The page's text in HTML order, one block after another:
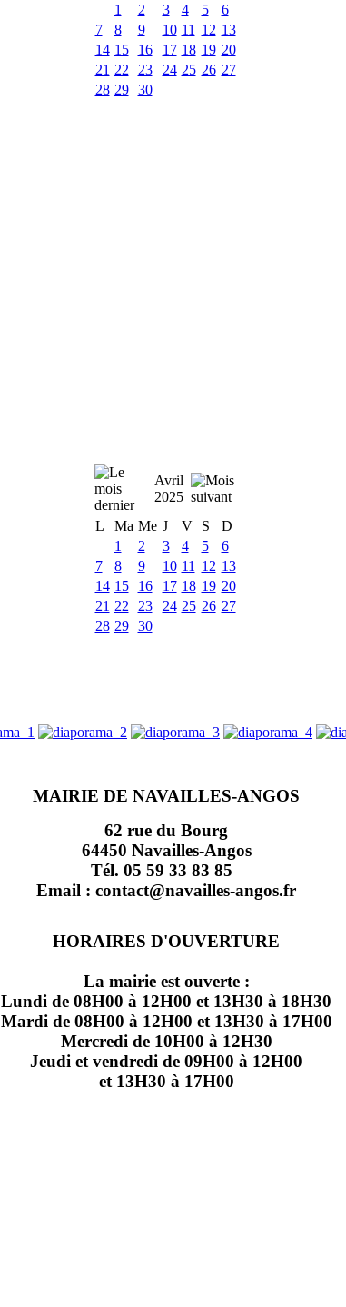
1
2 3 4 5
6
7
8 9 10 11 12 13
14 15 16 17 18 19 20
21 22 23 24 25 26 27
28 29 30
Avril
2025
L
Ma Me J V S
D
1
2 3 4 5
6
7
8 9 10 11 12 13
14 15 16 17 18 19 20
21 22 23 24 25 26 27
28 29 30
MAIRIE DE NAVAILLES-ANGOS
62 rue du Bourg
64450 Navailles-Angos
Tél. 05 59 33 83 85
Email : contact@navailles-angos.fr
HORAIRES D'OUVERTURE
La mairie est ouverte :
Lundi de 08H00 à 12H00 et 13H30 à 18H30
Mardi de 08H00 à 12H00 et 13H30 à 17H00
Mercredi de 10H00 à 12H30
Jeudi et vendredi de 09H00 à 12H00
et 13H30 à 17H00